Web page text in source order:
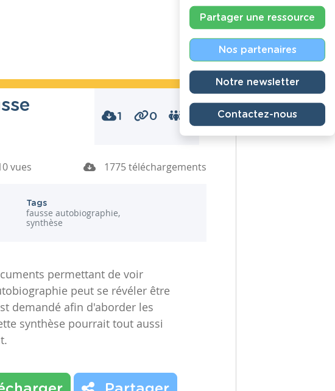
1 0
vues 1775 téléchargements
Tags
fausse autobiographie,
synthèse
permettant de voir
peut se révéler être
demandé afin d'aborder les
synthèse pourrait tout aussi
Partager une ressource
Nos partenaires
Notre newsletter
Contactez-nous